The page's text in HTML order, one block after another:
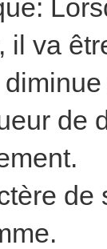
il va
de
de